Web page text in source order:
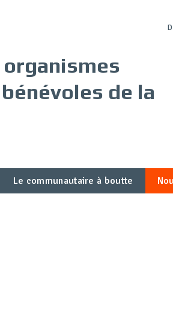
de la
Le communautaire à boutte